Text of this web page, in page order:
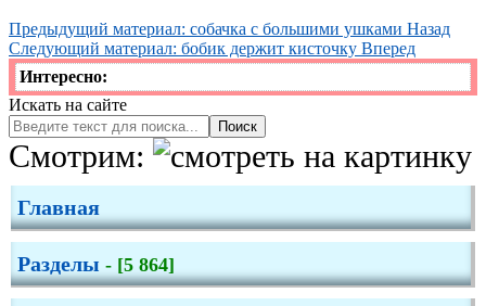
Предыдущий материал: собачка с большими ушками Назад
Следующий материал: бобик держит кисточку Вперед
Интересно:
Искать на сайте
Поиск
Смотрим:
Главная
Разделы - [5 864]